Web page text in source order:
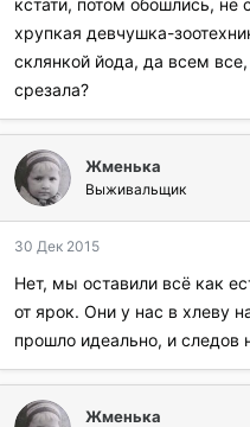
кстати, потом обошлись,
хрупкая девчушка-
склянкой йода, да всем
срезала?
Жменька
Выживальщик
30 Дек 2015
Нет, мы оставили всё как
от ярок. Они у нас в хлеву
прошло идеально, и следов
Жменька